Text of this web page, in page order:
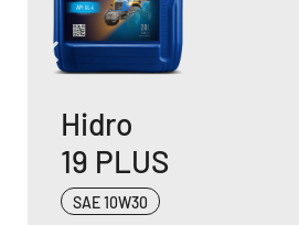
FT Super
40
SAE 40